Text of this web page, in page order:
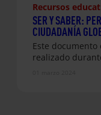
Recursos
SER Y SABER:
CIUDADANÍA
Este
realizado